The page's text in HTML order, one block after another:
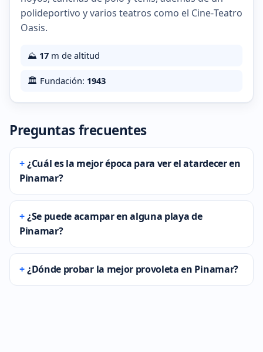
polideportivo y varios teatros como el Cine‑Teatro
Oasis.
⛰️ 17 m de altitud
🏛️ Fundación: 1943
Preguntas frecuentes
¿Cuál es la mejor época para ver el atardecer en
Pinamar?
¿Se puede acampar en alguna playa de
Pinamar?
¿Dónde probar la mejor provoleta en Pinamar?